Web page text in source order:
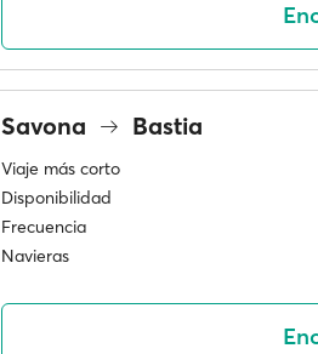
Savona Bastia
Viaje más corto
Disponibilidad
Frecuencia
Navieras